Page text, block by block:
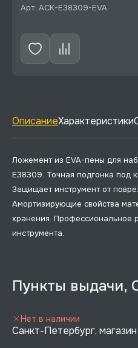
Арт: ACK-E38309-EVA
ОписаниеХарактеристики
Ложемент из EVA-пены для
E38309. Точная подгонка под
Защищает инструмент от
Амортизирующие свойства
хранения. Профессиональное
инструмента.
Пункты выдачи,
Санкт-Петербург,
Нет в наличии